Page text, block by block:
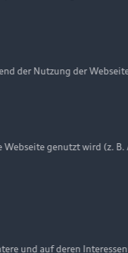
der Nutzung der
genutzt wird (z.
und auf deren
Cookie-
bei allen